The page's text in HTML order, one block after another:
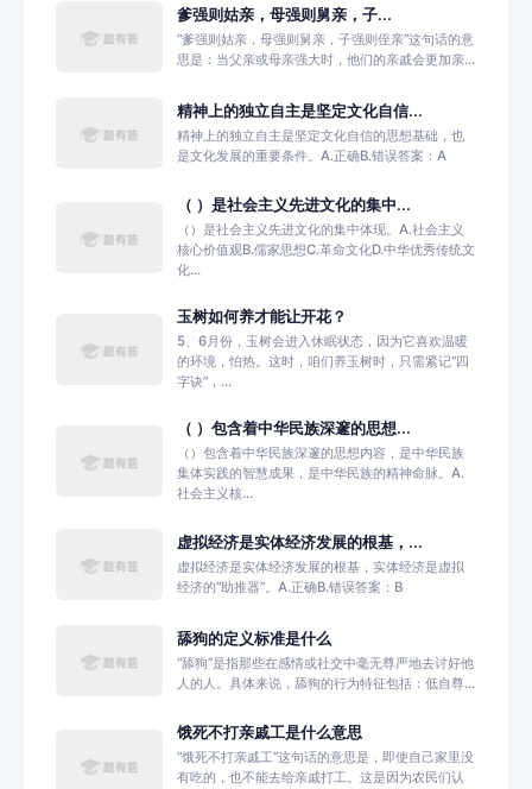
爹强则姑亲，‌母强则舅亲，‌子...
‌“‌爹强则姑亲，‌母强则舅亲，‌子强则侄亲”这句话的意
思是：当父亲或母亲强大时，他们的亲戚会更加亲...
精神上的独立自主是坚定文化自信...
精神上的独立自主是坚定文化自信的思想基础，也
是文化发展的重要条件。A.正确B.错误答案：A
（ ）是社会主义先进文化的集中...
（）是社会主义先进文化的集中体现。A.社会主义
核心价值观B.儒家思想C.革命文化D.中华优秀传统文
化...
玉树如何养才能让开花？
5、6月份，玉树会进入休眠状态，因为它喜欢温暖
的环境，怕热。这时，咱们养玉树时，只需紧记“四
字诀”，...
（ ）包含着中华民族深邃的思想...
（）包含着中华民族深邃的思想内容，是中华民族
集体实践的智慧成果，是中华民族的精神命脉。A.
社会主义核...
虚拟经济是实体经济发展的根基，...
虚拟经济是实体经济发展的根基，实体经济是虚拟
经济的“助推器”。A.正确B.错误答案：B
舔狗的定义标准是什么
‌“舔狗”是指那些在感情或社交中毫无尊严地去讨好他
人的人。‌具体来说，舔狗的行为特征包括：‌‌低自尊...
饿死不打亲戚工是什么意思
“饿死不打亲戚工”这句话的意思是，即使自己家里没
有吃的，也不能去给亲戚打工。这是因为农民们认